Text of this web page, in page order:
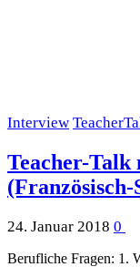
Interview
Teacher-
24. Januar 2018 0
Berufliche Fragen: 1.